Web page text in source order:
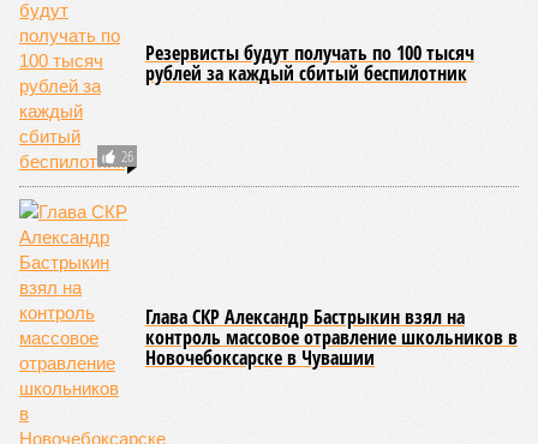
26
Резервисты будут получать по 100 тысяч
рублей за каждый сбитый беспилотник
Глава СКР Александр Бастрыкин взял на
контроль массовое отравление школьников в
Новочебоксарске в Чувашии